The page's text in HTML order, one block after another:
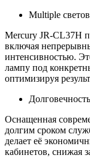
Multiple
Mercury JR-CL37H
включая
интенсивностью.
лампу под
оптимизируя
Оснащенная
долгим сроком
делает её
кабинетов, снижая